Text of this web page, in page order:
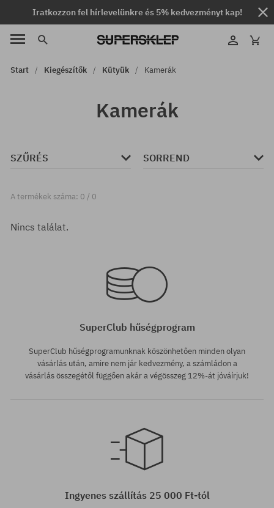
Iratkozzon fel hírlevelünkre és 5% kedvezményt kap!
Start Kiegészítők Kütyük Kamerák
Kamerák
SZŰRÉS SORREND
A termékek száma: 0 / 0
Nincs találat.
SuperClub hűségprogram
SuperClub hűségprogramunknak köszönhetően minden olyan
vásárlás után, amire nem jár kedvezmény, a számládon a
vásárlás összegétől függően akár a végösszeg 12%-át jóváírjuk!
Ingyenes szállítás 25 000 Ft-tól